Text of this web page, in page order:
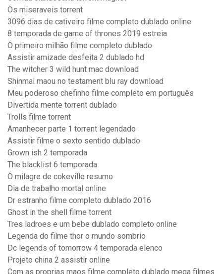
Os miseraveis torrent
3096 dias de cativeiro filme completo dublado online
8 temporada de game of thrones 2019 estreia
O primeiro milhão filme completo dublado
Assistir amizade desfeita 2 dublado hd
The witcher 3 wild hunt mac download
Shinmai maou no testament blu ray download
Meu poderoso chefinho filme completo em português
Divertida mente torrent dublado
Trolls filme torrent
Amanhecer parte 1 torrent legendado
Assistir filme o sexto sentido dublado
Grown ish 2 temporada
The blacklist 6 temporada
O milagre de cokeville resumo
Dia de trabalho mortal online
Dr estranho filme completo dublado 2016
Ghost in the shell filme torrent
Tres ladroes e um bebe dublado completo online
Legenda do filme thor o mundo sombrio
Dc legends of tomorrow 4 temporada elenco
Projeto china 2 assistir online
Com as proprias maos filme completo dublado mega filmes